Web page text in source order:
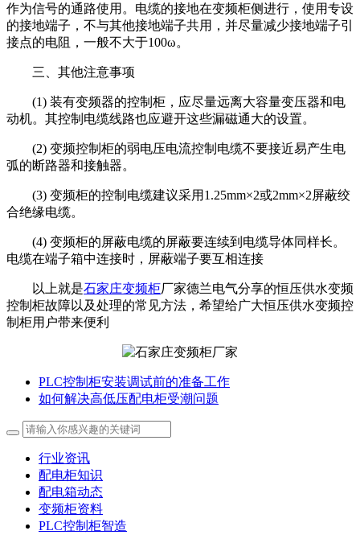
作为信号的通路使用。电缆的接地在变频柜侧进行，使用专设
的接地端子，不与其他接地端子共用，并尽量减少接地端子引
接点的电阻，一般不大于100ω。
三、其他注意事项
(1) 装有变频器的控制柜，应尽量远离大容量变压器和电
动机。其控制电缆线路也应避开这些漏磁通大的设置。
(2) 变频控制柜的弱电压电流控制电缆不要接近易产生电
弧的断路器和接触器。
(3) 变频柜的控制电缆建议采用1.25mm×2或2mm×2屏蔽绞
合绝缘电缆。
(4) 变频柜的屏蔽电缆的屏蔽要连续到电缆导体同样长。
电缆在端子箱中连接时，屏蔽端子要互相连接
以上就是石家庄变频柜厂家德兰电气分享的恒压供水变频
控制柜故障以及处理的常见方法，希望给广大恒压供水变频控
制柜用户带来便利
PLC控制柜安装调试前的准备工作
如何解决高低压配电柜受潮问题
行业资讯
配电柜知识
配电箱动态
变频柜资料
PLC控制柜智造